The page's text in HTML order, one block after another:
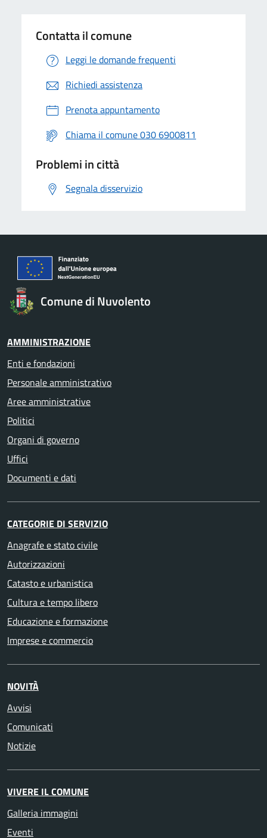
Contatta il comune
Leggi le domande frequenti
Richiedi assistenza
Prenota appuntamento
Chiama il comune 030 6900811
Problemi in città
Segnala disservizio
Comune di Nuvolento
AMMINISTRAZIONE
Enti e fondazioni
Personale amministrativo
Aree amministrative
Politici
Organi di governo
Uffici
Documenti e dati
CATEGORIE DI SERVIZIO
Anagrafe e stato civile
Autorizzazioni
Catasto e urbanistica
Cultura e tempo libero
Educazione e formazione
Imprese e commercio
NOVITÀ
Avvisi
Comunicati
Notizie
VIVERE IL COMUNE
Galleria immagini
Eventi